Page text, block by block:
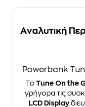
Αναλυτική
Powerbank
Το Tune On the
γρήγορα τις
LCD Display